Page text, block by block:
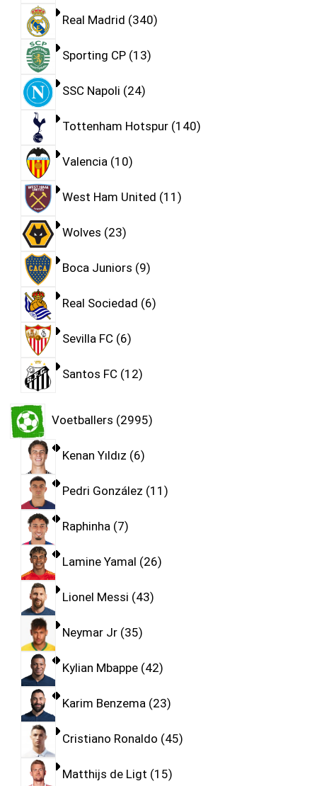
Real Madrid 340
Sporting CP 13
SSC Napoli 24
Tottenham Hotspur 140
Valencia 10
West Ham United 11
Wolves 23
Boca Juniors 9
Real Sociedad 6
Sevilla FC 6
Santos FC 12
Voetballers 2995
Kenan Yıldız 6
Pedri González 11
Raphinha 7
Lamine Yamal 26
Lionel Messi 43
Neymar Jr 35
Kylian Mbappe 42
Karim Benzema 23
Cristiano Ronaldo 45
Matthijs de Ligt 15